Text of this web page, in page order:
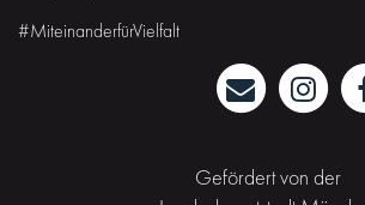
#MiteinanderfürVielfalt
Gefördert von der